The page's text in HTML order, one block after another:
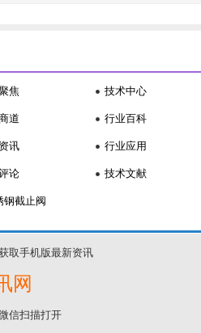
焦
道
讯
论
技术中心
行业百科
行业应用
技术文献
钢截止阀
取手机版最新资讯
网
信扫描打开